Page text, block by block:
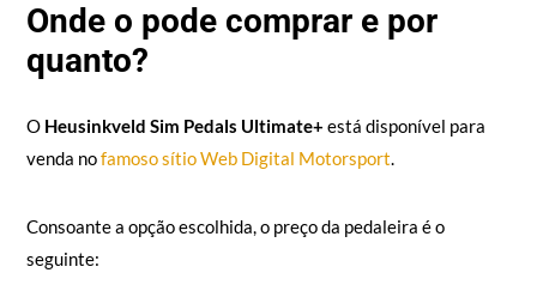
Onde o pode comprar e por
quanto?
O Heusinkveld Sim Pedals Ultimate+ está disponível para
venda nofamoso sítio Web Digital Motorsport.
Consoante a opção escolhida, o preço da pedaleira é o
seguinte: